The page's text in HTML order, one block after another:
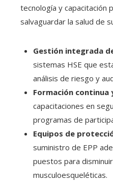
tecnología y capacitación
salvaguardar la salud de
Gestión integrada
sistemas HSE que
análisis de riesgo y
Formación
capacitaciones en
programas de
Equipos de
suministro de EPP
puestos para
musculoesqueléticas.